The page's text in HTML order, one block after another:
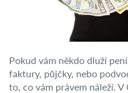
Pokud vám někdo dluží
faktury, půjčky, nebo
to, co vám právem náleží.